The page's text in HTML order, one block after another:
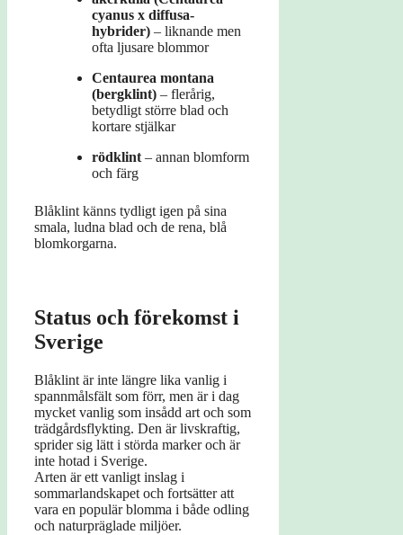
cyanus x diffusa-
hybrider) – liknande men
ofta ljusare blommor
Centaurea montana
(bergklint) – flerårig,
betydligt större blad och
kortare stjälkar
rödklint – annan blomform
och färg
Blåklint känns tydligt igen på sina
smala, ludna blad och de rena, blå
blomkorgarna.
Status och förekomst i
Sverige
Blåklint är inte längre lika vanlig i
spannmålsfält som förr, men är i dag
mycket vanlig som insådd art och som
trädgårdsflykting. Den är livskraftig,
sprider sig lätt i störda marker och är
inte hotad i Sverige.
Arten är ett vanligt inslag i
sommarlandskapet och fortsätter att
vara en populär blomma i både odling
och naturpräglade miljöer.